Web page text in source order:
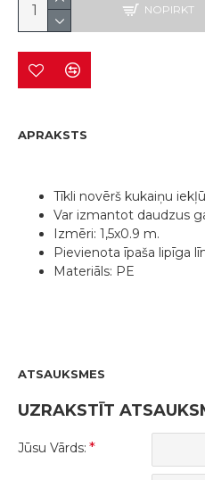
NOPIRKT
APRAKSTS
Tīkli novērš kukaiņu
Var izmantot daudzus
Izmēri: 1,5x0.9 m.
Pievienota īpaša lipīga
Materiāls: PE
ATSAUKSMES
UZRAKSTĪT
Jūsu Vārds: